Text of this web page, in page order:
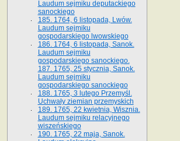
Laudum sejmiku deputackiego
sanockiego
185. 1764, 6 listopada, Lwów.
Laudum sejmiku
gospodarskiego lwowskiego
186. 1764, 6 listopada, Sanok.
Laudum sejmiku
gospodarskiego sanockiego.
187. 1765, 25 stycznia, Sanok.
Laudum sejmiku
gospodarskiego sanockiego
188. 1765, 3 lutego Przemyśl.
Uchwały ziemian przemyskich
189. 1765, 22 kwietnia, Wisznia.
Laudum sejmiku relacyjnego
wiszeńskiego
190. 1765, 22 maja, Sanok.